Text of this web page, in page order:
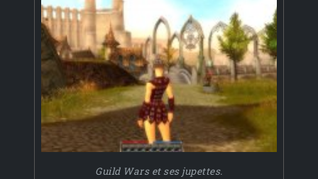
Guild Wars et ses jupettes.